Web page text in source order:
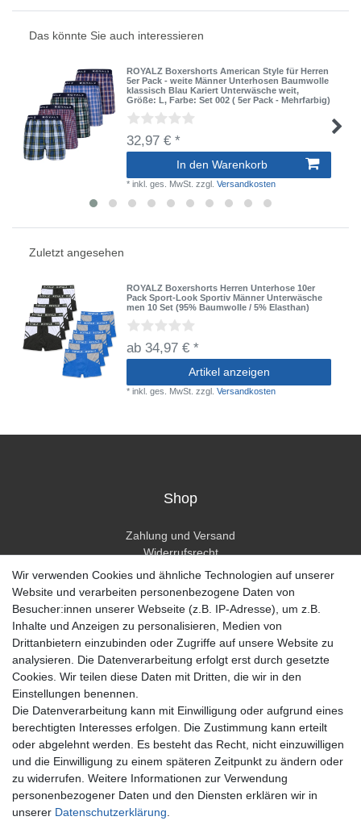
Das könnte Sie auch interessieren
ROYALZ Boxershorts American Style für Herren
5er Pack - weite Männer Unterhosen Baumwolle
klassisch Blau Kariert Unterwäsche weit,
Größe: L, Farbe: Set 002 ( 5er Pack - Mehrfarbig)
32,97 € *
In den Warenkorb
*inkl. ges. MwSt. zzgl.Versandkosten
Zuletzt angesehen
ROYALZ Boxershorts Herren Unterhose 10er
Pack Sport-Look Sportiv Männer Unterwäsche
men 10 Set (95% Baumwolle / 5% Elasthan)
ab 34,97 € *
Artikel anzeigen
*inkl. ges. MwSt. zzgl.Versandkosten
Shop
Zahlung und Versand
Widerrufsrecht
Widerrufsformular
Hilfe
Mein Konto
Registrieren
Anmelden
Unternehmen
Kontakt
Datenschutzerklärung
AGB Kundeninformationen
Impressum
Zahlung und Versand
Wir verwenden Cookies und ähnliche Technologien auf unserer
Website und verarbeiten personenbezogene Daten von
Besucher:innen unserer Webseite (z.B. IP-Adresse), um z.B.
Inhalte und Anzeigen zu personalisieren, Medien von
Drittanbietern einzubinden oder Zugriffe auf unsere Website zu
analysieren. Die Datenverarbeitung erfolgt erst durch gesetzte
Cookies. Wir teilen diese Daten mit Dritten, die wir in den
Einstellungen benennen.
Die Datenverarbeitung kann mit Einwilligung oder aufgrund eines
berechtigten Interesses erfolgen. Die Zustimmung kann erteilt
oder abgelehnt werden. Es besteht das Recht, nicht einzuwilligen
und die Einwilligung zu einem späteren Zeitpunkt zu ändern oder
zu widerrufen. Weitere Informationen zur Verwendung
personenbezogener Daten und den Diensten erklären wir in
unserer Daten­schutz­erklärung